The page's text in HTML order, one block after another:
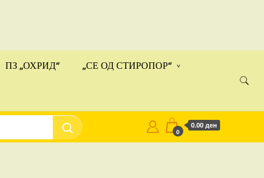
ПЗ „ОХРИД“ „СЕ ОД СТИРОПОР“
0
0.00 ден